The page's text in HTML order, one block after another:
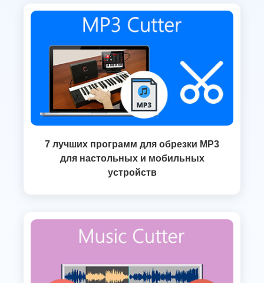
7 лучших программ для обрезки MP3
для настольных и мобильных
устройств